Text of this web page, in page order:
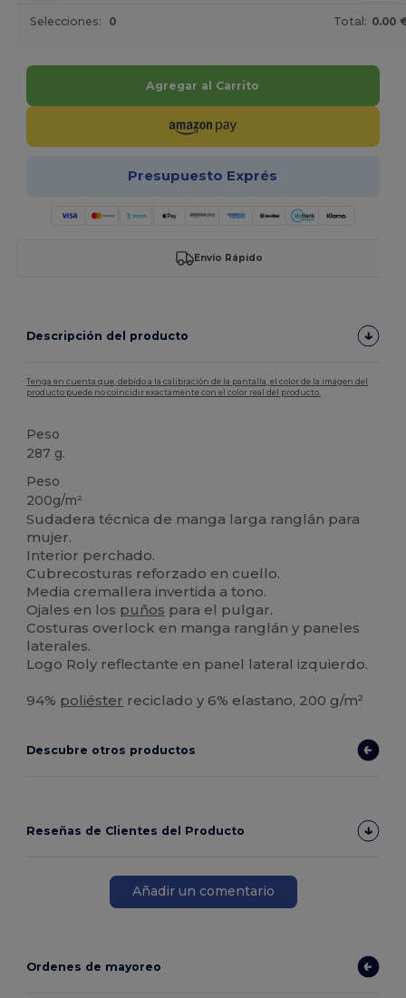
Selecciones: 0 Total: 0.00
Agregar al Carrito
Presupuesto Exprés
Envío Rápido
Descripción del producto
Tenga en cuenta que, debido a la calibración de la pantalla, el color de la imagen del
producto puede no coincidir exactamente con el color real del producto.
Peso
287 g.
Peso
200g/m²
Sudadera técnica de manga larga ranglán para
mujer.
Interior perchado.
Cubrecosturas reforzado en cuello.
Media cremallera invertida a tono.
Ojales en los puños para el pulgar.
Costuras overlock en manga ranglán y paneles
laterales.
Logo Roly reflectante en panel lateral izquierdo.
94% poliéster reciclado y 6% elastano, 200 g/m²
Descubre otros productos
Reseñas de Clientes del Producto
Añadir un comentario
Ordenes de mayoreo